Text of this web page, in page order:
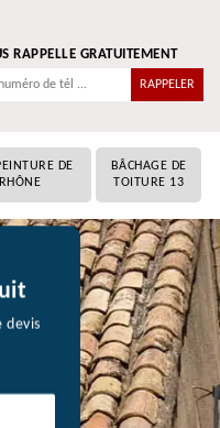
RAPPELLE GRATUITEMENT
DE
BÂCHAGE DE
TOITURE 13
devis